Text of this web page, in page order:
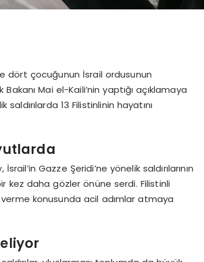
dört çocuğunun İsrail ordusunun
Mai el-Kaili’nin yaptığı açıklamaya
13 Filistinlinin hayatını
Gazze Şeridi’ne yönelik saldırılarının
kez daha gözler önüne serdi. Filistinli
verme konusunda acil adımlar atmaya